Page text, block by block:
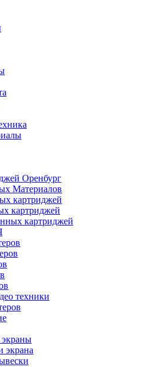
Оренбург
Материалов
картриджей
картриджей
картриджей
техники
экраны
экрана